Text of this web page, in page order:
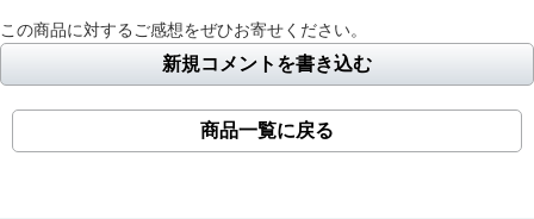
この商品に対するご感想をぜひお寄せください。
新規コメントを書き込む
商品一覧に戻る